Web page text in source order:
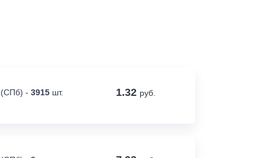
(СПб) -3915 шт. 1.32 руб.